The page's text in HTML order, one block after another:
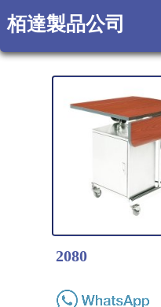
栢達製品公司
2080